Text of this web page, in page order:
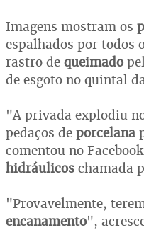
Imagens mostram os
espalhados por todos
rastro de queimado
de esgoto no quintal
"A privada explodiu
pedaços de porcelana
comentou no
hidráulicos chamada
"Provavelmente,
encanamento",